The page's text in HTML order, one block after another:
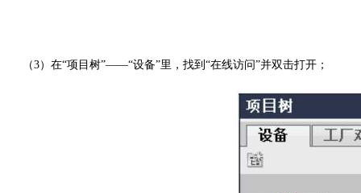
（3） 在“项目树”——“设备”里，找到“在线访问”并双击打开；